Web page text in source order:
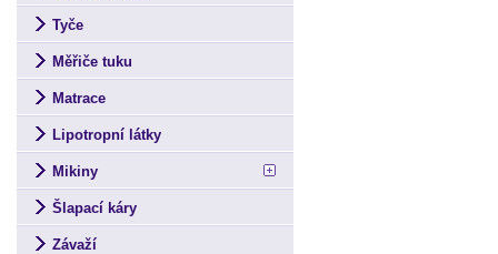
Tyče
Měřiče tuku
Matrace
Lipotropní látky
Mikiny
Šlapací káry
Závaží